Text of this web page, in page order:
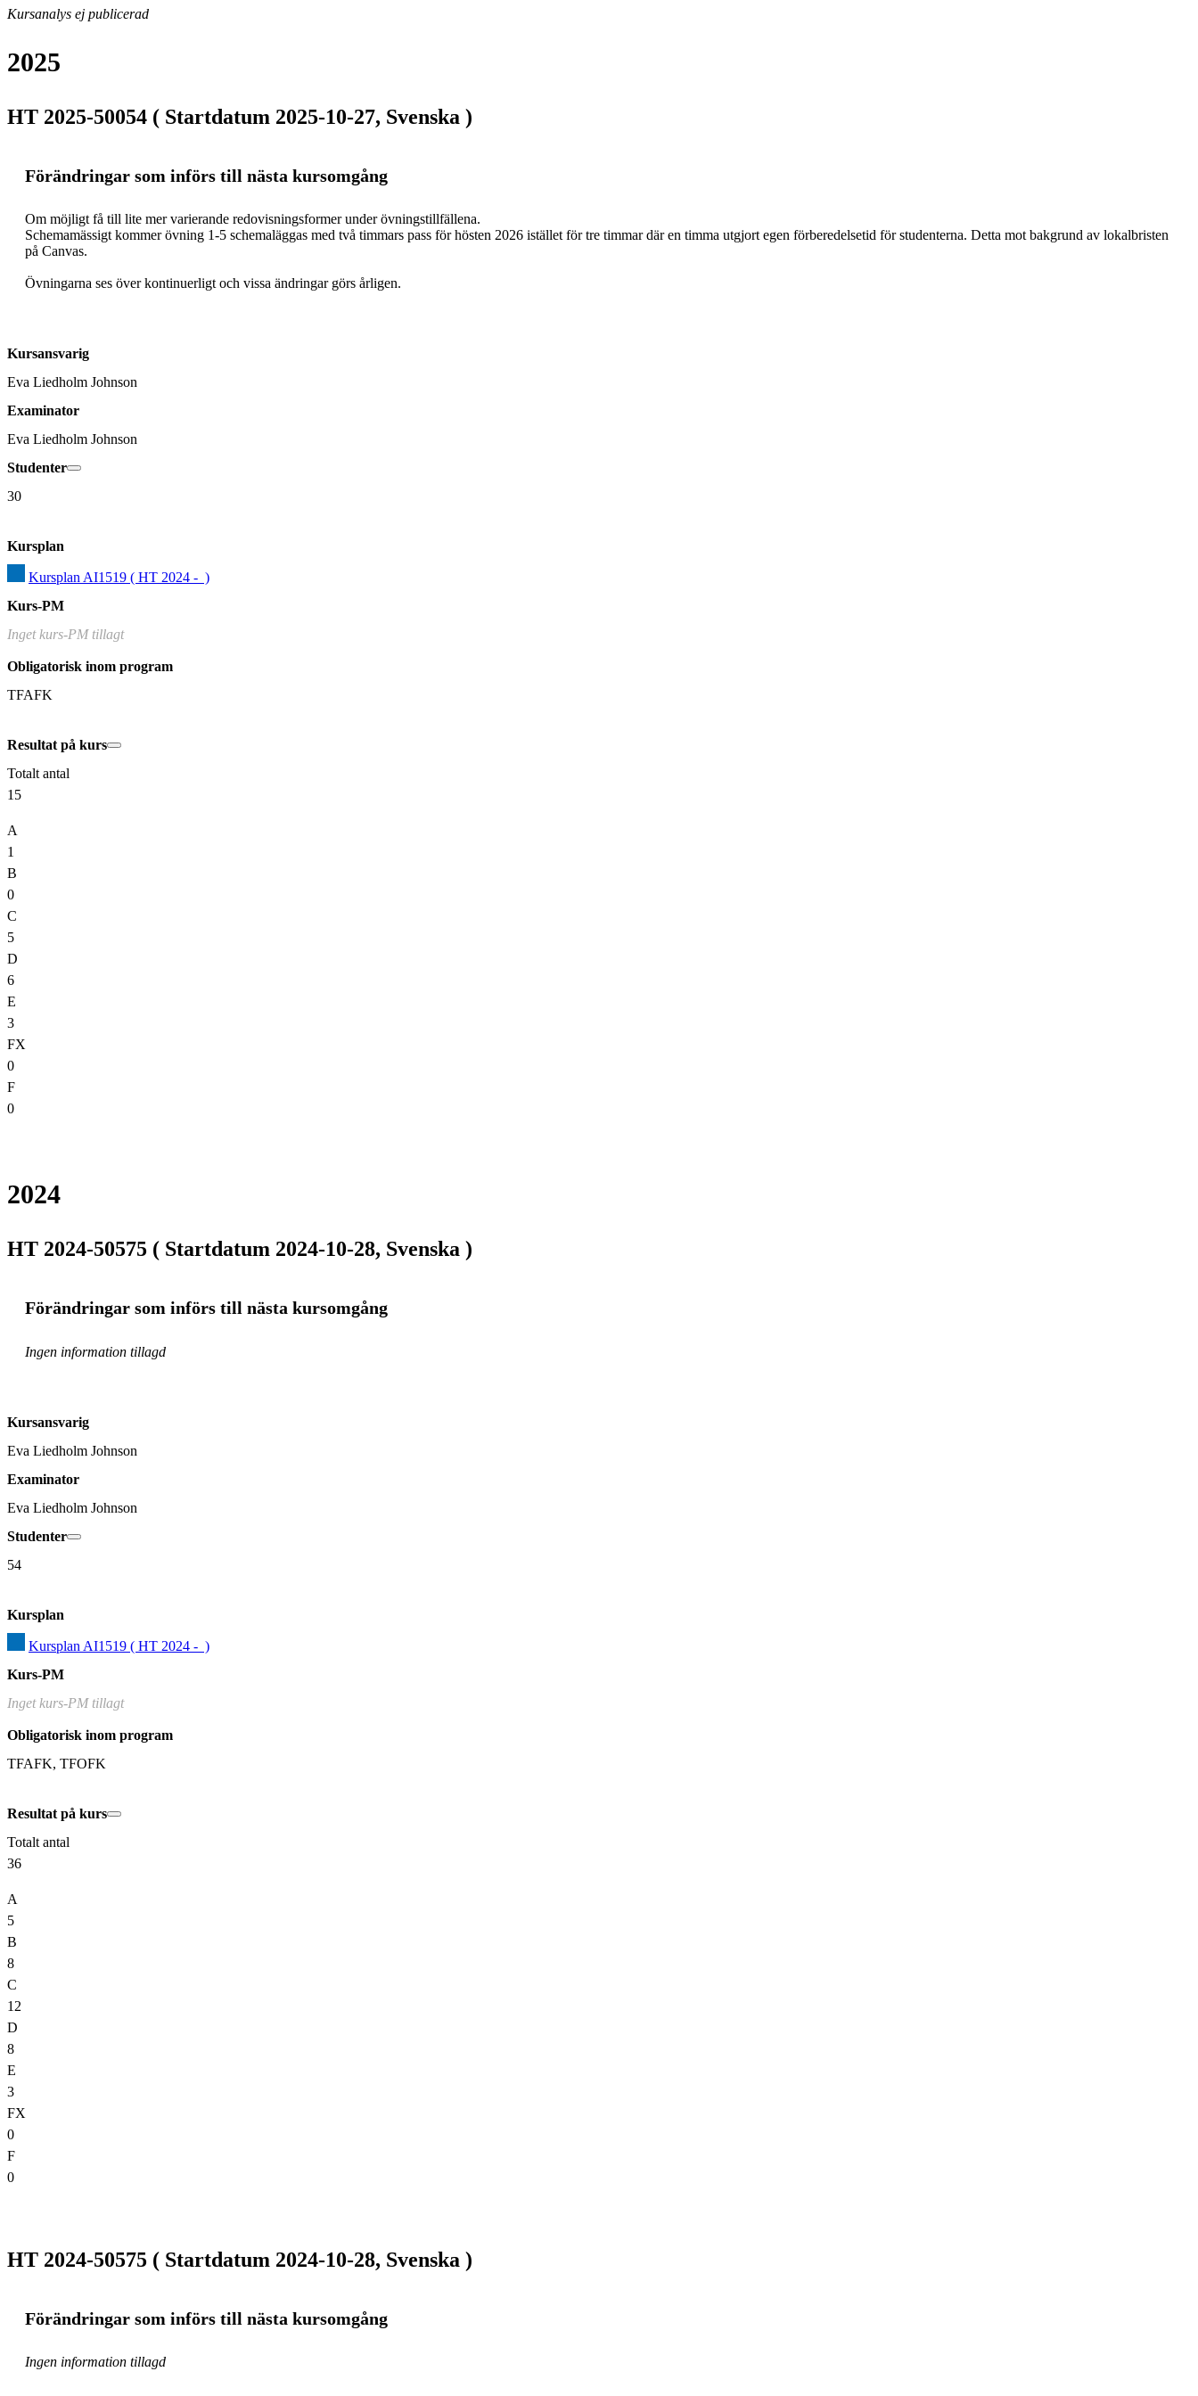
Kursanalys ej publicerad
2025
HT 2025-50054 ( Startdatum 2025-10-27, Svenska )
Förändringar som införs till nästa kursomgång
Om möjligt få till lite mer varierande redovisningsformer under övningstillfällena.
Schemamässigt kommer övning 1-5 schemaläggas med två timmars pass för hösten 2026 istället för tre timmar där en timma utgjort egen förberedelsetid för studenterna. Detta mot bakgrund av lokalbristen
på Canvas.
Kursansvarig
Eva Liedholm Johnson
Examinator
Eva Liedholm Johnson
Studenter
30
Kursplan
Kursplan AI1519 ( HT 2024 -  )
Kurs-PM
Inget kurs-PM tillagt
Obligatorisk inom program
TFAFK
Resultat på kurs
Totalt antal
15
A
1
B
0
C
5
D
6
E
3
FX
0
F
0
2024
HT 2024-50575 ( Startdatum 2024-10-28, Svenska )
Förändringar som införs till nästa kursomgång
Ingen information tillagd
Kursansvarig
Eva Liedholm Johnson
Examinator
Eva Liedholm Johnson
Studenter
54
Kursplan
Kursplan AI1519 ( HT 2024 -  )
Kurs-PM
Inget kurs-PM tillagt
Obligatorisk inom program
TFAFK, TFOFK
Resultat på kurs
Totalt antal
36
A
5
B
8
C
12
D
8
E
3
FX
0
F
0
HT 2024-50575 ( Startdatum 2024-10-28, Svenska )
Förändringar som införs till nästa kursomgång
Ingen information tillagd